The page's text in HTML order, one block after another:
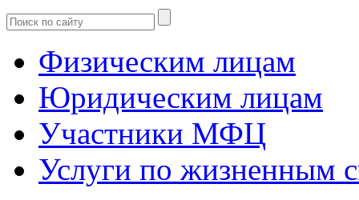
Физическим лицам
Юридическим лицам
Участники МФЦ
Услуги по жизненным